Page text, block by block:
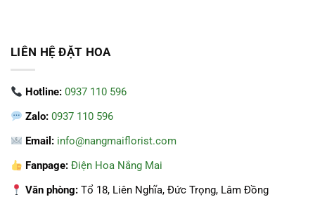
LIÊN HỆ ĐẶT HOA
Hotline: 0937 110 596
Zalo: 0937 110 596
Email: info@nangmaiflorist.com
Fanpage: Điện Hoa Nắng Mai
Văn phòng: Tổ 18, Liên Nghĩa, Đức Trọng, Lâm Đồng